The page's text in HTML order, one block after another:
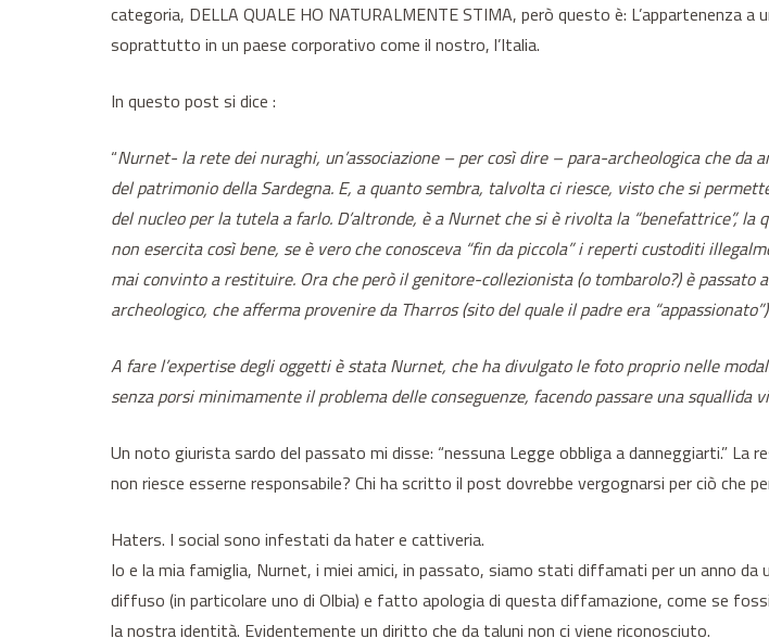
categoria, DELLA QUALE HO NATURALMENTE STIMA, però questo è: L’appartenenza
soprattutto in un paese corporativo come il nostro, l’Italia.
In questo post si dice :
“Nurnet- la rete dei nuraghi, un’associazione – per così dire – para-archeologica che
del patrimonio della Sardegna. E, a quanto sembra, talvolta ci riesce, visto che si
del nucleo per la tutela a farlo. D’altronde, è a Nurnet che si è rivolta la “benefattrice”,
non esercita così bene, se è vero che conosceva “fin da piccola” i reperti custoditi
mai convinto a restituire. Ora che però il genitore-collezionista (o tombarolo?) è
archeologico, che afferma provenire da Tharros (sito del quale il padre era
A fare l’expertise degli oggetti è stata Nurnet, che ha divulgato le foto proprio nelle
senza porsi minimamente il problema delle conseguenze, facendo passare una squallida
Un noto giurista sardo del passato mi disse: “nessuna Legge obbliga a danneggiarti.” La
non riesce esserne responsabile? Chi ha scritto il post dovrebbe vergognarsi per ciò che
Haters. I social sono infestati da hater e cattiveria.
Io e la mia famiglia, Nurnet, i miei amici, in passato, siamo stati diffamati per un anno
diffuso (in particolare uno di Olbia) e fatto apologia di questa diffamazione, come se
la nostra identità. Evidentemente un diritto che da taluni non ci viene riconosciuto.